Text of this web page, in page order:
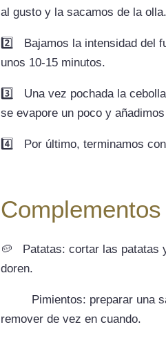
al gusto y la sacamos de la olla.
2️⃣ Bajamos la intensidad del
unos 10-15 minutos.
3️⃣ Una vez pochada la
se evapore un poco y
4️⃣ Por último, terminamos
Complementos
🥔 Patatas: cortar las patatas
doren.
Pimientos: preparar una
remover de vez en cuando.